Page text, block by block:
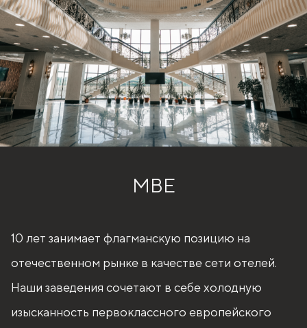
MBE
10 лет занимает флагманскую позицию на
отечественном рынке в качестве сети отелей.
Наши заведения сочетают в себе холодную
изысканность первоклассного европейского